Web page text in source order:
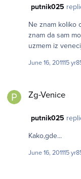
putnik025
Ne znam koliko
znam da sam mogao kupiti. Mene
uzmem iz
June 16, 201115 yr
Zg-Venice
putnik025
Kako,gde...
June 16, 201115 yr